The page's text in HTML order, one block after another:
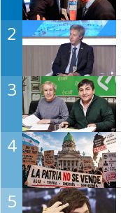
2
3
4
5